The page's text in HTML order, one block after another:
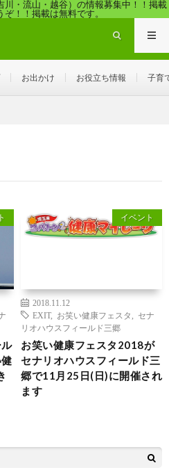
・流山・越谷）の情報募集中！！掲載
！！掲載は無料です。
お出かけ お役立ち情報 子育
イベント
2018.11.12
EXIT, お笑い健康フェスタ
セナ
リオハウスフィールド三郷
お笑い健康フェスタ2018が
セナリオハウスフィールド三
郷で11月25日(日)に開催され
ます